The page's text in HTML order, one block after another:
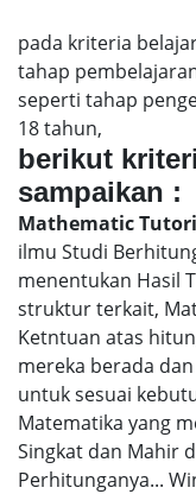
pada kriteria
tahap
seperti tahap
18 tahun,
berikut
sampaikan :
Mathematic
ilmu Studi
menentukan Hasil
struktur terkait,
Ketntuan atas
mereka berada
untuk sesuai
Matematika yang
Singkat dan Mahir
Perhitunganya...